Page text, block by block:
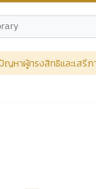
ญหาผู้ทรงสิทธิและเสรี